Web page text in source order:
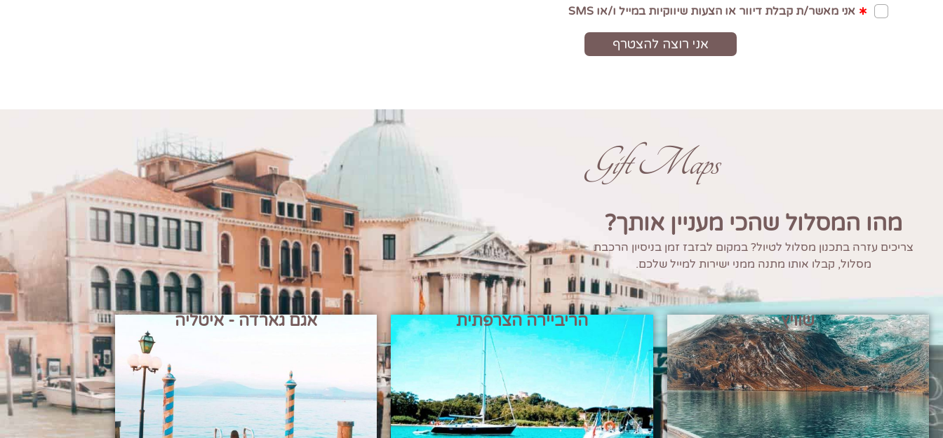
Gift Maps
מהו המסלול שהכי מעניין אותך?
צריכים עזרה בתכנון מסלול לטיול? במקום לבזבז זמן בניסיון הרכבת
מסלול, קבלו אותו מתנה ממני ישירות למייל שלכם.
שוויץ הריביירה הצרפתית אגם גארדה - איטליה